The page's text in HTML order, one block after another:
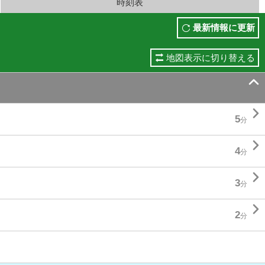
時刻表
最新情報に更新
地図表示に切り替える

5分 
4分 
3分 
2分 